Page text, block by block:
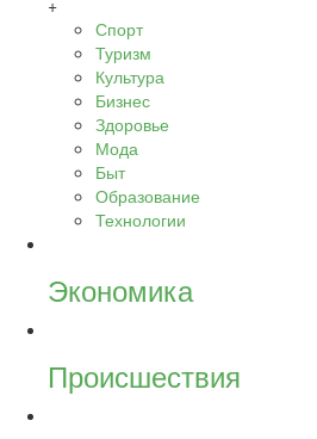
+
Спорт
Туризм
Культура
Бизнес
Здоровье
Мода
Быт
Образование
Технологии
Экономика
Происшествия